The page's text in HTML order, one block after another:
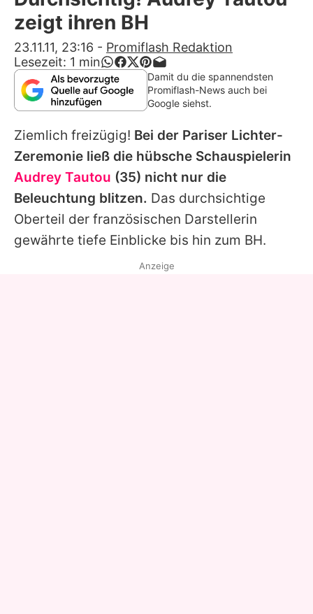
Alle Themen auf Promiflash
App runterladen
Team
Redaktionelle Richtlinien
Impressum
Nutzungsbedingungen
Utiq verwalten
zeigt ihren BH
23.11.11, 23:16 - Promiflash Redaktion
Lesezeit: 1 min
Damit du die spannendsten
Promiflash-News auch bei
Google siehst.
Ziemlich freizügig! Bei der Pariser Lichter-
Zeremonie ließ die hübsche Schauspielerin
Audrey Tautou (35) nicht nur die
Beleuchtung blitzen. Das durchsichtige
Oberteil der französischen Darstellerin
gewährte tiefe Einblicke bis hin zum BH.
Anzeige